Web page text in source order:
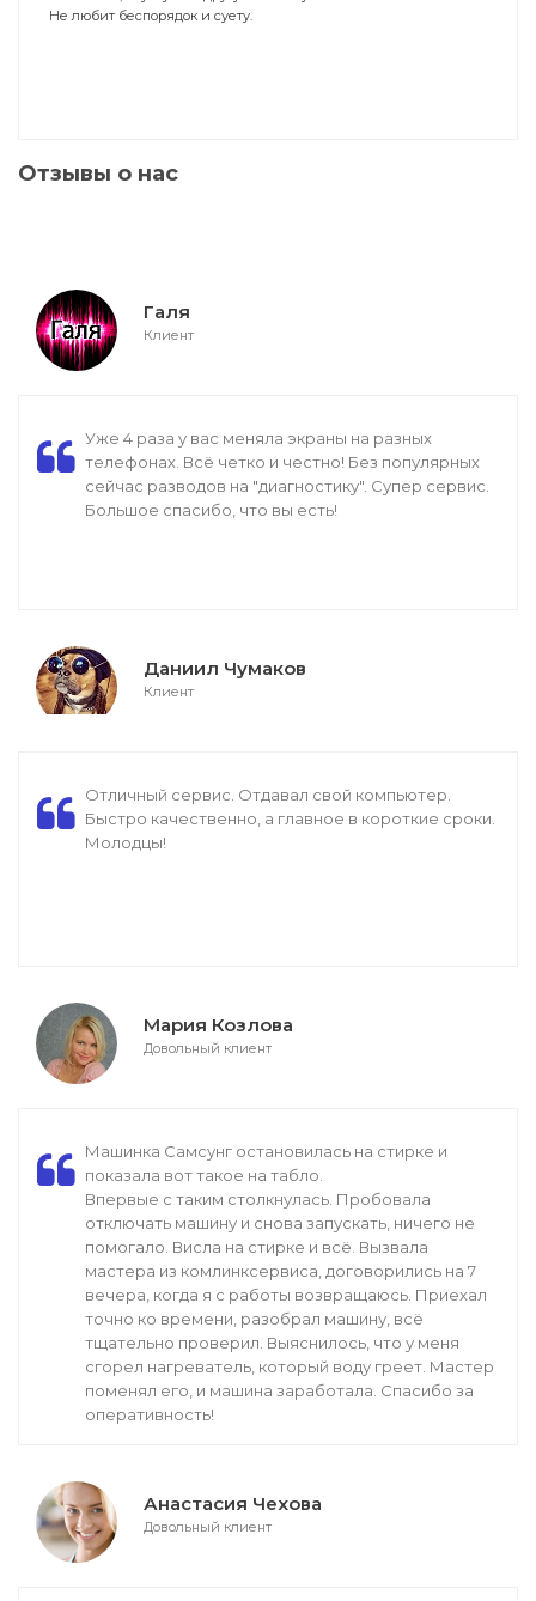
Не любит беспорядок и суету.
Отзывы о нас
Галя
Клиент
Уже 4 раза у вас меняла экраны на разных
телефонах. Всё четко и честно! Без популярных
сейчас разводов на "диагностику". Супер сервис.
Большое спасибо, что вы есть!
Даниил Чумаков
Клиент
Отличный сервис. Отдавал свой компьютер.
Быстро качественно, а главное в короткие сроки.
Молодцы!
Мария Козлова
Довольный клиент
Машинка Самсунг остановилась на стирке и
показала вот такое на табло.
Впервые с таким столкнулась. Пробовала
отключать машину и снова запускать, ничего не
помогало. Висла на стирке и всё. Вызвала
мастера из комлинксервиса, договорились на 7
вечера, когда я с работы возвращаюсь. Приехал
точно ко времени, разобрал машину, всё
тщательно проверил. Выяснилось, что у меня
сгорел нагреватель, который воду греет. Мастер
поменял его, и машина заработала. Спасибо за
оперативность!
Анастасия Чехова
Довольный клиент